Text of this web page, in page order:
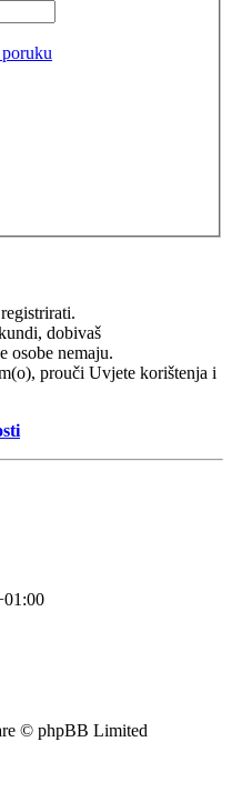
dobivaš
osobe nemaju.
prouči Uvjete korištenja i
© phpBB Limited